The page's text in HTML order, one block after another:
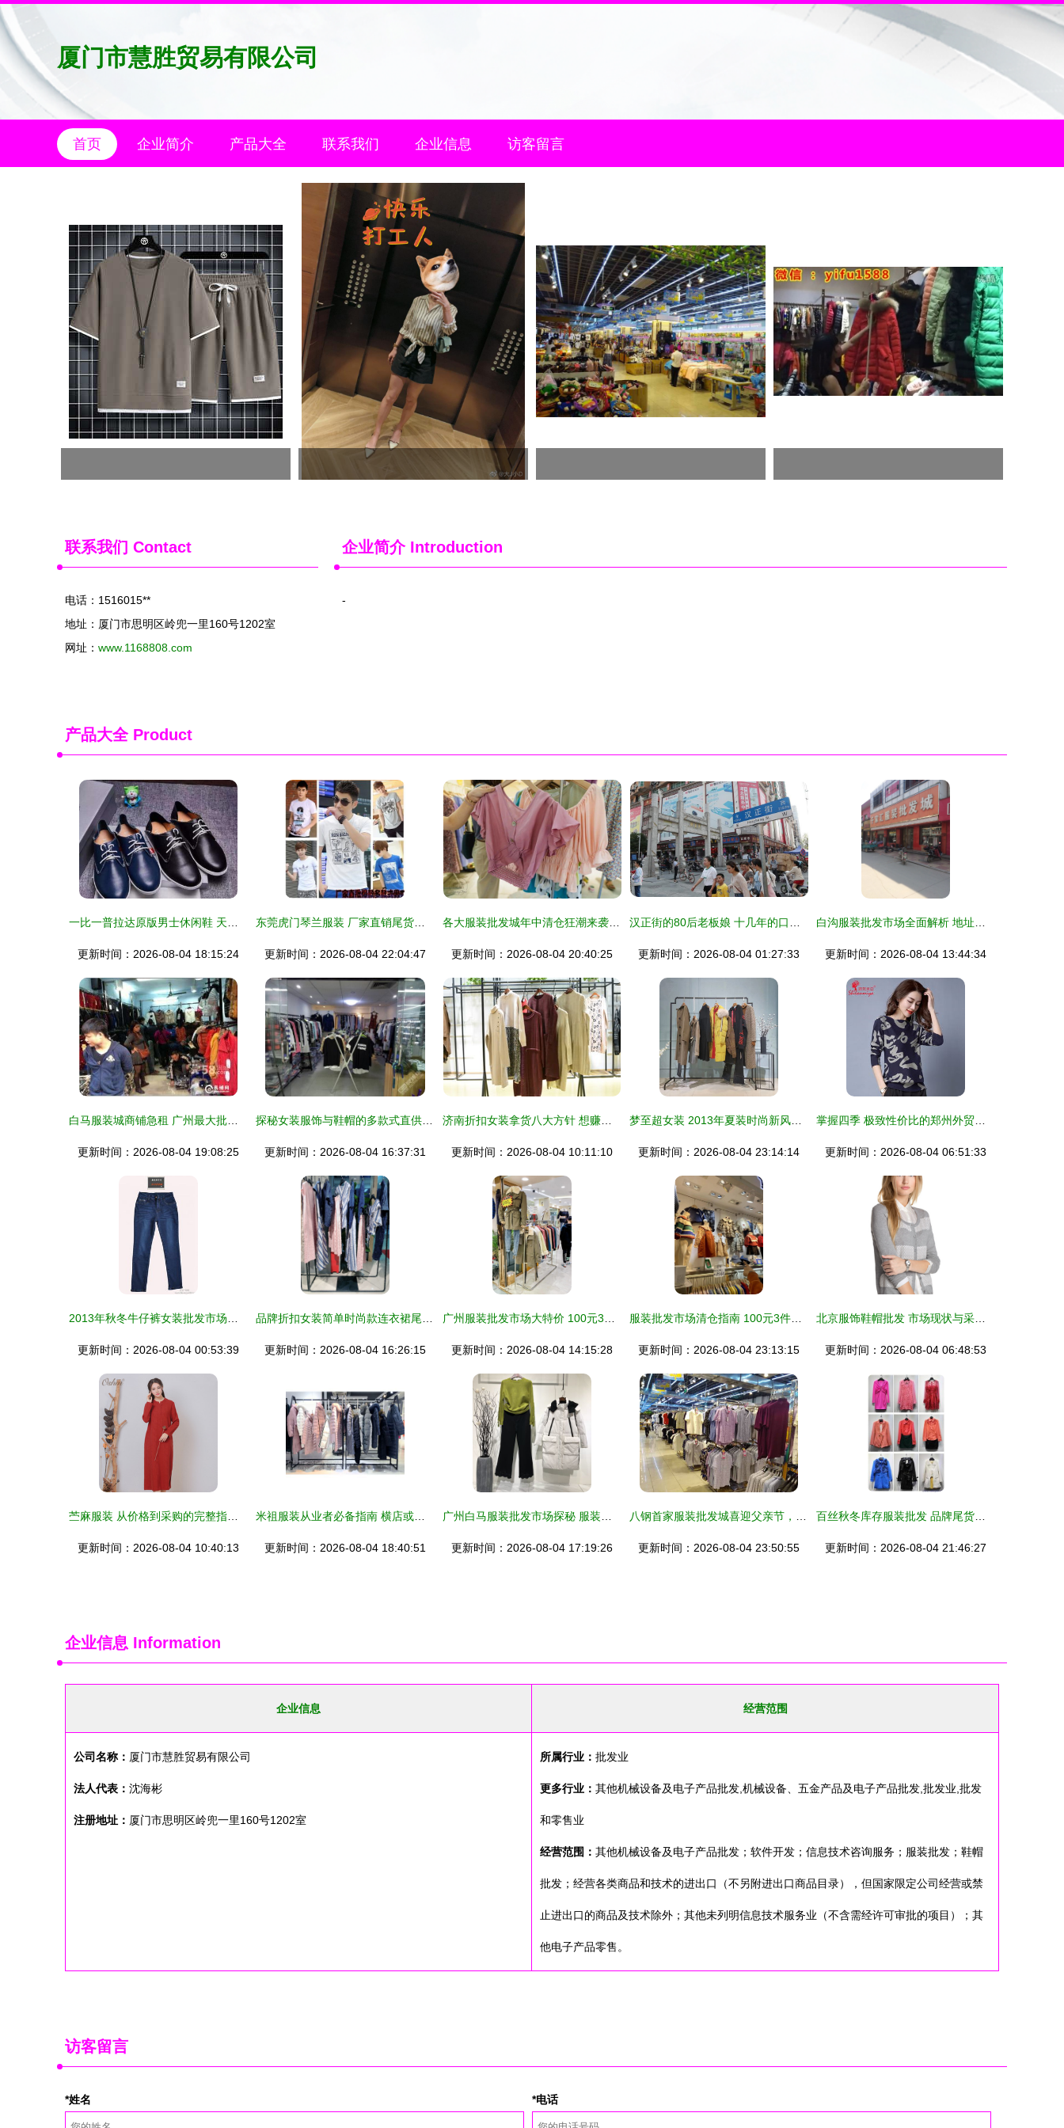
厦门市慧胜贸易有限公司
首页 企业简介 产品大全 联系我们 企业信息 访客留言
联系我们 Contact
电话：1516015**
地址：厦门市思明区岭兜一里160号1202室
网址： www.1168808.com
企业简介Introduction
-
产品大全Product
更新时间：2026-08-04 18:15:24 更新时间：2026-08-04 22:04:47 更新时间：2026-08-04 20:40:25 更新时间：2026-08-04 01:27:33 更新时间：2026-08-04 13:44:34
更新时间：2026-08-04 19:08:25 更新时间：2026-08-04 16:37:31 更新时间：2026-08-04 10:11:10 更新时间：2026-08-04 23:14:14 更新时间：2026-08-04 06:51:33
更新时间：2026-08-04 00:53:39 更新时间：2026-08-04 16:26:15 更新时间：2026-08-04 14:15:28 更新时间：2026-08-04 23:13:15 更新时间：2026-08-04 06:48:53
更新时间：2026-08-04 10:40:13 更新时间：2026-08-04 18:40:51 更新时间：2026-08-04 17:19:26 更新时间：2026-08-04 23:50:55 更新时间：2026-08-04 21:46:27
企业信息 Information
企业信息 经营范围
公司名称： 厦门市慧胜贸易有限公司
法人代表： 沈海彬
注册地址： 厦门市思明区岭兜一里160号1202室
所属行业： 批发业
更多行业： 其他机械设备及电子产品批发,机械设备、五金产品及电子产品批发,批发业,批发
和零售业
经营范围： 其他机械设备及电子产品批发；软件开发；信息技术咨询服务；服装批发；鞋帽
批发；经营各类商品和技术的进出口（不另附进出口商品目录），但国家限定公司经营或禁
止进出口的商品及技术除外；其他未列明信息技术服务业（不含需经许可审批的项目）；其
他电子产品零售。
访客留言
*姓名 *电话